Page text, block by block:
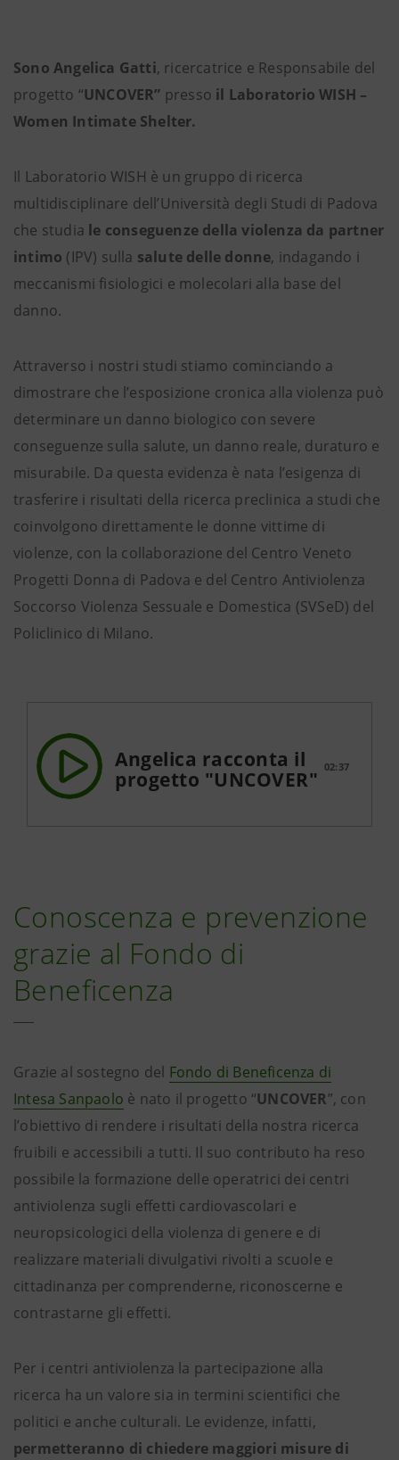
Sono Angelica Gatti, ricercatrice e Responsabile del
progetto “UNCOVER” presso il Laboratorio WISH –
Women Intimate Shelter.
Il Laboratorio WISH è un gruppo di ricerca
multidisciplinare dell’Università degli Studi di Padova
che studia le conseguenze della violenza da partner
intimo (IPV) sulla salute delle donne, indagando i
meccanismi fisiologici e molecolari alla base del
danno.
Attraverso i nostri studi stiamo cominciando a
dimostrare che l’esposizione cronica alla violenza può
determinare un danno biologico con severe
conseguenze sulla salute, un danno reale, duraturo e
misurabile. Da questa evidenza è nata l’esigenza di
trasferire i risultati della ricerca preclinica a studi che
coinvolgono direttamente le donne vittime di
violenze, con la collaborazione del Centro Veneto
Progetti Donna di Padova e del Centro Antiviolenza
Soccorso Violenza Sessuale e Domestica (SVSeD) del
Policlinico di Milano.
Angelica racconta il
progetto "UNCOVER"
02:37
Conoscenza e prevenzione
grazie al Fondo di
Beneficenza
Grazie al sostegno del Fondo di Beneficenza di
Intesa Sanpaolo è nato il progetto “UNCOVER”, con
l’obiettivo di rendere i risultati della nostra ricerca
fruibili e accessibili a tutti. Il suo contributo ha reso
possibile la formazione delle operatrici dei centri
antiviolenza sugli effetti cardiovascolari e
neuropsicologici della violenza di genere e di
realizzare materiali divulgativi rivolti a scuole e
cittadinanza per comprenderne, riconoscerne e
contrastarne gli effetti.
Per i centri antiviolenza la partecipazione alla
ricerca ha un valore sia in termini scientifici che
politici e anche culturali. Le evidenze, infatti,
permetteranno di chiedere maggiori misure di